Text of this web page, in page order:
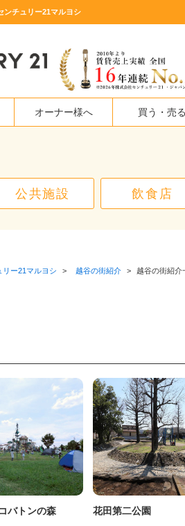
ンチュリー21マルヨシ
オーナー様へ 買う・売る
公共施設 飲食店
ー21マルヨシ > 越谷の街紹介 > 越谷の街紹介
バトンの森 花田第二公園